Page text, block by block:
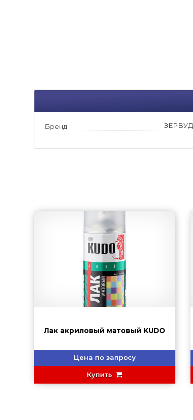
Бренд ЗЕРВУД
Лак акриловый матовый KUDO
Цена по запросу
Купить